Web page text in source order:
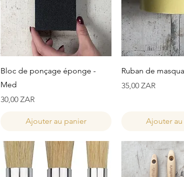
Aperçu rapide
Bloc de ponçage éponge -
Med
Prix
30,00 ZAR
Ajouter au panier
Aperçu
Ruban de
Prix
35,00 ZAR
Ajouter